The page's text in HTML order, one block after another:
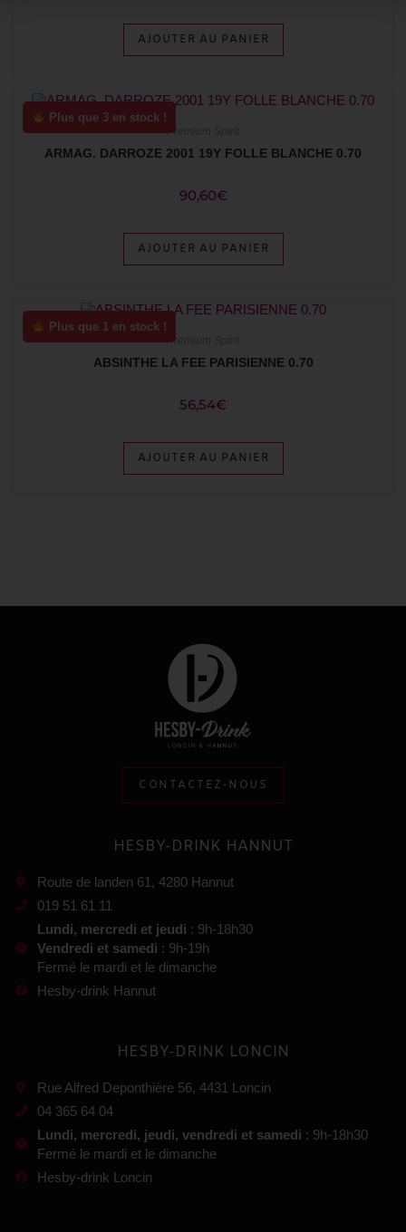
AJOUTER AU PANIER
Plus que 3 en stock !
Premium Spirit
ARMAG. DARROZE 2001 19Y FOLLE BLANCHE 0.70
90,60€
AJOUTER AU PANIER
Plus que 1 en stock !
Premium Spirit
ABSINTHE LA FEE PARISIENNE 0.70
56,54€
AJOUTER AU PANIER
CONTACTEZ-NOUS
HESBY-DRINK HANNUT
Route de landen 61, 4280 Hannut
019 51 61 11
Lundi, mercredi et jeudi : 9h-18h30
Vendredi et samedi : 9h-19h
Fermé le mardi et le dimanche
Hesby-drink Hannut
HESBY-DRINK LONCIN
Rue Alfred Deponthière 56, 4431 Loncin
04 365 64 04
Lundi, mercredi, jeudi, vendredi et samedi : 9h-18h30
Fermé le mardi et le dimanche
Hesby-drink Loncin